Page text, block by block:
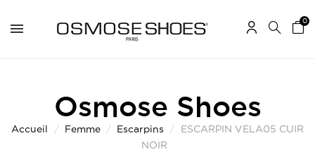
0
Osmose Shoes
Accueil Femme Escarpins
ESCARPIN VELA05 CUIR
NOIR